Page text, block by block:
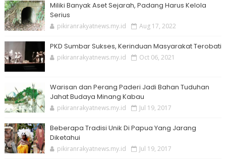
Miliki Banyak Aset Sejarah, Padang Harus Kelola
Serius
pikiranrakyatnews.my.id Aug 17, 2022
PKD Sumbar Sukses, Kerinduan Masyarakat Terobati
pikiranrakyatnews.my.id Oct 06, 2021
Warisan dan Perang Paderi Jadi Bahan Tuduhan
Jahat Budaya Minang Kabau
pikiranrakyatnews.my.id Jul 19, 2017
Beberapa Tradisi Unik Di Papua Yang Jarang
Diketahui
pikiranrakyatnews.my.id Jul 19, 2017